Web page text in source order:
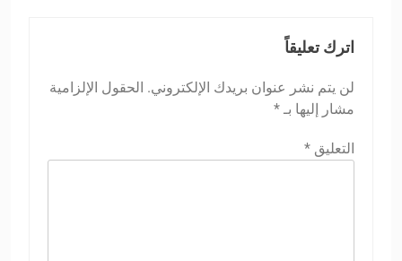
اترك تعليقاً
لن يتم نشر عنوان بريدك الإلكتروني. الحقول الإلزامية
مشار إليها بـ *
التعليق *